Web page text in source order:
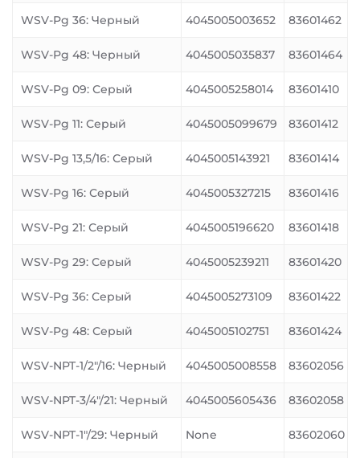
WSV-Pg 36: Черный 4045005003652 83601462
WSV-Pg 48: Черный 4045005035837 83601464
WSV-Pg 09: Серый 4045005258014 83601410
WSV-Pg 11: Серый 4045005099679 83601412
WSV-Pg 13,5/16: Серый 4045005143921 83601414
WSV-Pg 16: Серый 4045005327215 83601416
WSV-Pg 21: Серый 4045005196620 83601418
WSV-Pg 29: Серый 4045005239211 83601420
WSV-Pg 36: Серый 4045005273109 83601422
WSV-Pg 48: Серый 4045005102751 83601424
WSV-NPT-1/2″/16: Черный 4045005008558 83602056
WSV-NPT-3/4″/21: Черный 4045005605436 83602058
WSV-NPT-1″/29: Черный None 83602060